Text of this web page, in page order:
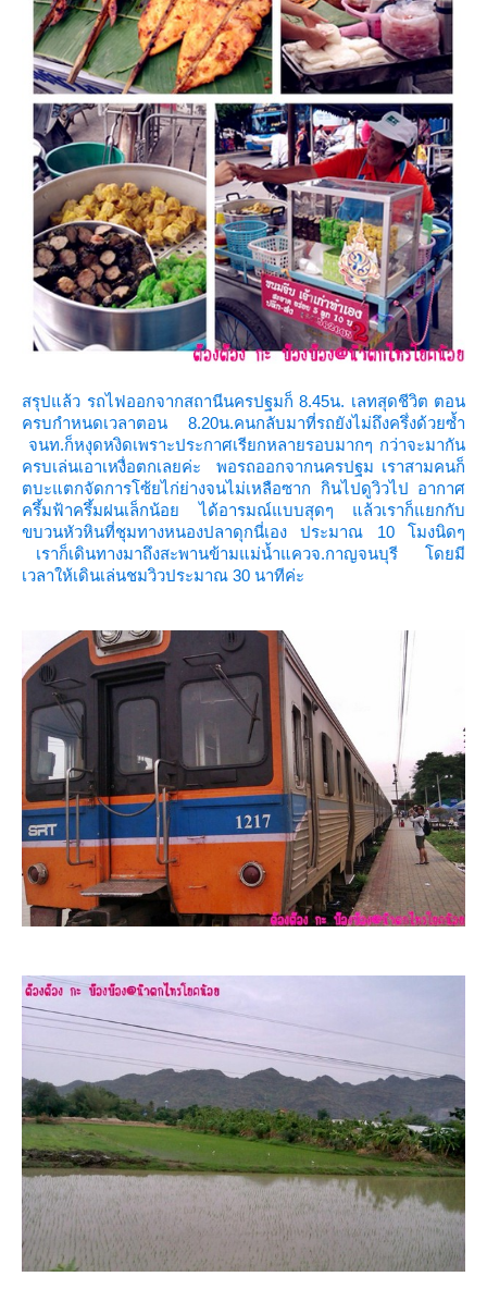
สรุปแล้ว รถไฟออกจากสถานีนครปฐมก็ 8.45น. เลทสุดชีวิต ตอน
ครบกำหนดเวลาตอน 8.20น.คนกลับมาที่รถยังไม่ถึงครึ่งด้วยซ้ำ
จนท.ก็หงุดหงิดเพราะประกาศเรียกหลายรอบมากๆ กว่าจะมากัน
ครบเล่นเอาเหงื่อตกเลยค่ะ พอรถออกจากนครปฐม เราสามคนก็
ตบะแตกจัดการโซ้ยไก่ย่างจนไม่เหลือซาก กินไปดูวิวไป อากาศ
ครึ้มฟ้าครึ้มฝนเล็กน้อย ได้อารมณ์แบบสุดๆ แล้วเราก็แยกกับ
ขบวนหัวหินที่ชุมทางหนองปลาดุกนี่เอง
ประมาณ 10 โมงนิดๆ
เราก็เดินทางมาถึงสะพานข้ามแม่น้ำแควจ.กาญจนบุรี โดยมี
เวลาให้เดินเล่นชมวิวประมาณ 30 นาทีค่ะ